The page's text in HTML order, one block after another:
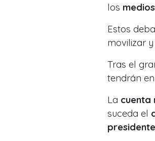
los
Estos
movilizar
Tras el
tendrán
La cuenta
suceda el